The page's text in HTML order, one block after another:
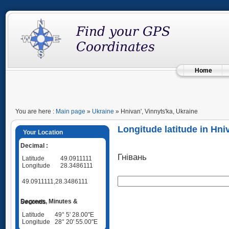
Home
You are here : Main page » Ukraine » Hnivan', Vinnyts'ka, Ukraine
Your Location
Decimal :
Latitude
49.0911111
Longitude
28.3486111
49.0911111,28.3486111
Degrees, Minutes & Seconds
Latitude
49° 5' 28.00"E
Longitude
28° 20' 55.00"E
Longitude latitude in
Гнівань